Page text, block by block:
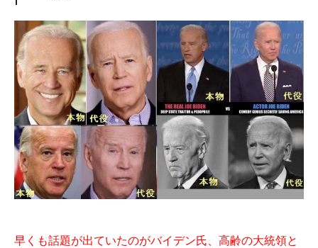
早くも話題が出ていたのがバイデン氏、高齢の大統領と